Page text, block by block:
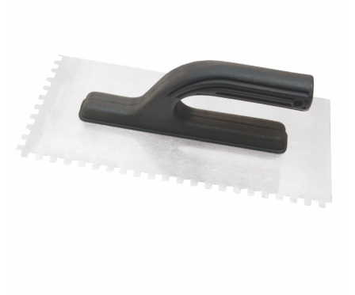
Alte benzi
Benzi anti-alunecare
Benzi din aluminiu
Benzi dublu-adezive
Benzi duct tape